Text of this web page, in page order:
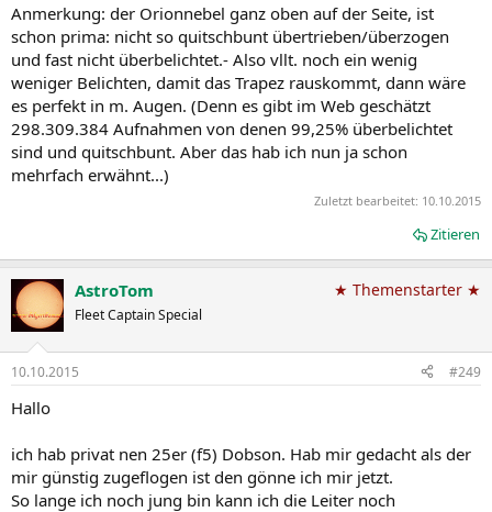
Anmerkung: der Orionnebel ganz oben auf der Seite, ist
schon prima: nicht so quitschbunt übertrieben/überzogen
und fast nicht überbelichtet.- Also vllt. noch ein wenig
weniger Belichten, damit das Trapez rauskommt, dann wäre
es perfekt in m. Augen. (Denn es gibt im Web geschätzt
298.309.384 Aufnahmen von denen 99,25% überbelichtet
sind und quitschbunt. Aber das hab ich nun ja schon
mehrfach erwähnt...)
Zuletzt bearbeitet: 10.10.2015
Zitieren
AstroTom
Fleet Captain Special
★ Themenstarter ★
10.10.2015 #249
Hallo
ich hab privat nen 25er (f5) Dobson. Hab mir gedacht als der
mir günstig zugeflogen ist den gönne ich mir jetzt.
So lange ich noch jung bin kann ich die Leiter noch